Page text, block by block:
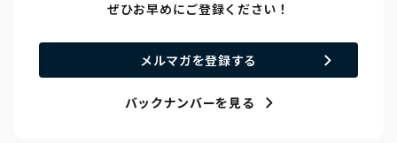
ぜひお早めにご登録ください！
メルマガを登録する
バックナンバーを見る